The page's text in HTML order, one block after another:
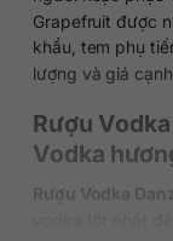
Grapefruit được
khẩu, tem phụ
lượng và giá
Rượu
Vodka
Rượu Vodka